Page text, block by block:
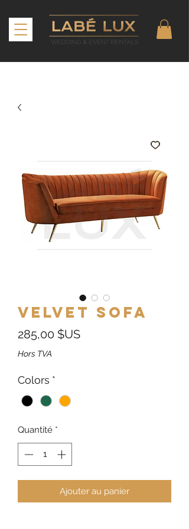
Velvet Sofa
285,00 $USPrix
Hors TVA
Colors *
Quantité *
Ajouter au panier